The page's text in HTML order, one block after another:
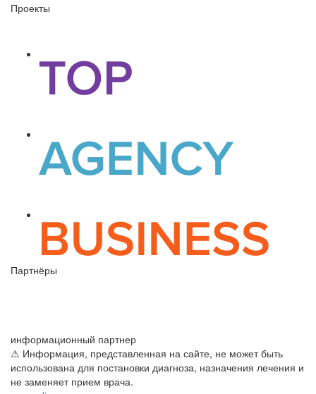
Проекты
Партнёры
информационный партнер
⚠ Информация, представленная на сайте, не может быть
использована для постановки диагноза, назначения лечения и
не заменяет прием врача.